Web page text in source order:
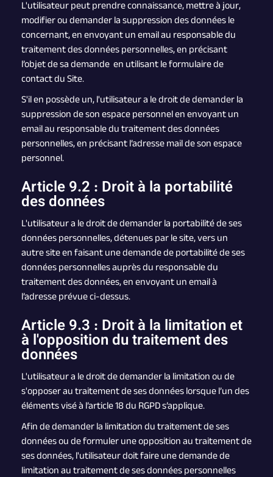
L'utilisateur peut prendre connaissance, mettre à jour,
modifier ou demander la suppression des données le
concernant, en envoyant un email au responsable du
traitement des données personnelles, en précisant
l’objet de sa demande en utilisant le formulaire de
contact du Site.
S'il en possède un, l'utilisateur a le droit de demander la
suppression de son espace personnel en envoyant un
email au responsable du traitement des données
personnelles, en précisant l’adresse mail de son espace
personnel.
Article 9.2 : Droit à la portabilité
des données
L'utilisateur a le droit de demander la portabilité de ses
données personnelles, détenues par le site, vers un
autre site en faisant une demande de portabilité de ses
données personnelles auprès du responsable du
traitement des données, en envoyant un email à
l’adresse prévue ci-dessus.
Article 9.3 : Droit à la limitation et
à l'opposition du traitement des
données
L'utilisateur a le droit de demander la limitation ou de
s'opposer au traitement de ses données lorsque l’un des
éléments visé à l’article 18 du RGPD s’applique.
Afin de demander la limitation du traitement de ses
données ou de formuler une opposition au traitement de
ses données, l'utilisateur doit faire une demande de
limitation au traitement de ses données personnelles